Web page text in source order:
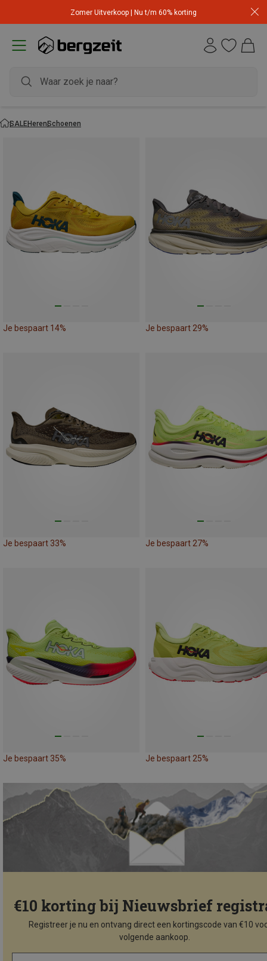
Zomer Uitverkoop | Nu t/m 60% korting
SALEHerenSchoenen
Je bespaart 14% Je bespaart 29%
Je bespaart 33% Je bespaart 27%
Je bespaart 35% Je bespaart 25%
€10 korting bij Nieuwsbrief
Registreer je nu en ontvang direct een kortingscode van €10
volgende aankoop.